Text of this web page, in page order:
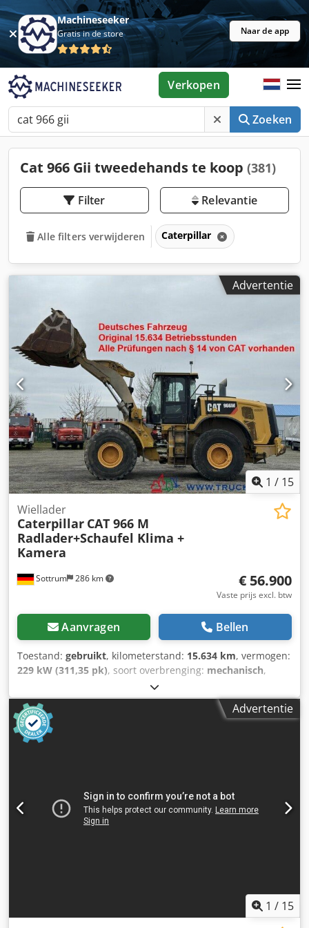
Machineseeker
Gratis in de store Naar de app
Zoeken
Verkopen
Cat 966 Gii tweedehands te koop (381)
Filter Relevantie
Alle filters verwijderen Caterpillar
Advertentie
1 / 15
Sottrum 286 km
Wiellader
Caterpillar CAT 966 M
Radlader+Schaufel Klima +
Kamera
€ 56.900
Vaste prijs excl. btw
Aanvragen Bellen
Toestand: gebruikt, kilometerstand: 15.634 km, vermogen:
229 kW (311,35 pk), soort overbrenging: mechanisch,
geel
leeggewicht:23.200 kg, maximaal laadgewicht:15.000 kg,
asconfiguratie:
, eerste registratie:
03/2016
bedrijfsturen:
luchtdrukrem, parkeersensoren, roetfilter, standaard
schep, vierwielaandrijving, * Duits voertuig * Volledige
wiellader-keuring volgens §14 aanwezig * Staat: zie foto's *
6.804 mm * Kleine draaicirkel door knikbesturing *
Brandstoftank 302 liter * Assen: vooras met handmatig
Advertentie
1 / 15